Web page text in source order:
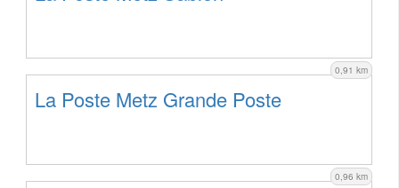
0,91 km
La Poste Metz Grande Poste
0,96 km